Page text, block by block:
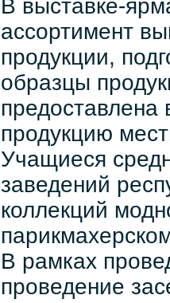
В выставке-
ассортимент
продукции,
образцы
предоставлена
продукцию
Учащиеся
заведений
коллекций
В рамках
проведение